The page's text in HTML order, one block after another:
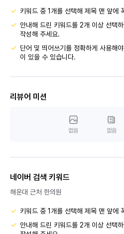
키워드 중 1개를 선택해 제목 맨 앞에
안내해 드린 키워드를 2개 이상 선택
작성해 주세요.
단어 및 띄어쓰기를 정확하게 사용해
이 있을 수 있습니다.
리뷰어 미션
없음 없음
네이버 검색 키워드
해운대 근처 한의원
키워드 중 1개를 선택해 제목 맨 앞에
안내해 드린 키워드를 2개 이상 선택